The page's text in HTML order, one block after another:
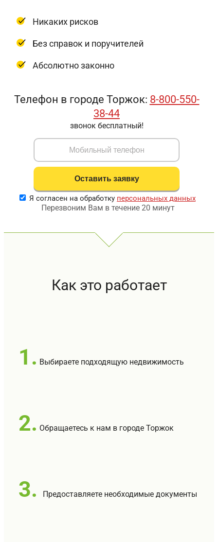
Никаких рисков
Без справок и поручителей
Абсолютно законно
Телефон в городе Торжок: 8-800-550-
38-44
звонок бесплатный!
Я согласен на обработку персональных данных
Перезвоним Вам в течение 20 минут
Как это работает
1. Выбираете подходящую недвижимость
2. Обращаетесь к нам в городе Торжок
3. Предоставляете необходимые документы